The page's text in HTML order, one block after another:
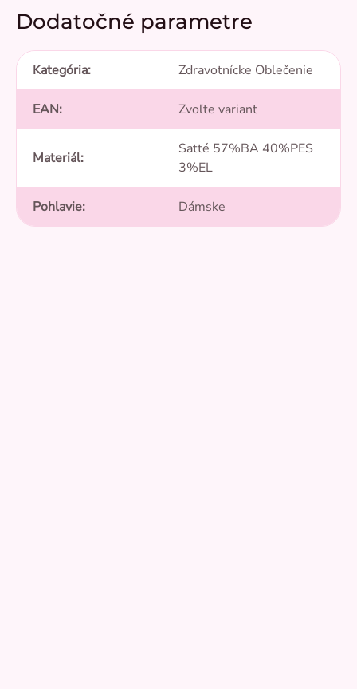
Dodatočné parametre
Kategória: Zdravotnícke Oblečenie
EAN: Zvoľte variant
Materiál:
Satté 57%BA 40%PES
3%EL
Pohlavie: Dámske